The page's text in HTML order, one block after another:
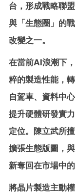
台，形成戰略聯
與「生態圈」的
改變之一。
在當前AI浪潮下
粹的製造性能，
自駕車、資料中
提升硬體研發實
定位。陳立武所
擴張生態版圖，
新奪回在市場中的
將晶片製造主動